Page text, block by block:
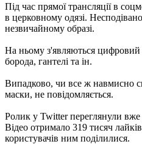
Під час прямої трансляції в
в церковному одязі.
незвичайному образі.
На ньому з'являються цифровий
борода, гантелі та ін.
Випадково, чи все ж навмисно
маски, не повідомляється.
Ролик у Twitter переглянули вже
Відео отримало 319 тисяч
користувачів ним поділилися.